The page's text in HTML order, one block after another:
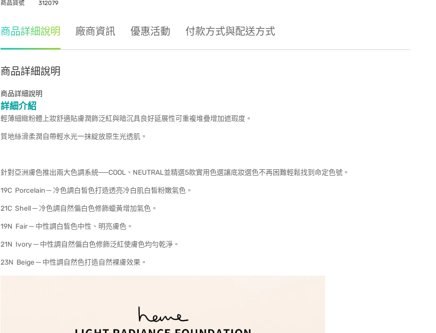
商品貨號 312079
商品詳細說明 廠商資訊 優惠活動 付款方式與配送方式
商品詳細說明
商品詳細說明
詳細介紹
輕薄細緻粉體上妝舒適貼膚潤飾泛紅與暗沉具良好延展性可重複堆疊增加遮瑕度。
質地絲滑柔潤自帶輕水光一抹綻放原生光透肌。
針對亞洲膚色推出兩大色調系統──COOL、NEUTRAL並精選5款實用色選讓底妝選色不再困難輕鬆找到命定色號。
19C Porcelain ─ 冷色調白皙色打造透亮冷白肌白皙粉嫩氣色。
21C Shell ─ 冷色調自然偏白色修飾蠟黃增加氣色。
19N Fair ─ 中性調白皙色中性、明亮膚色。
21N Ivory ─ 中性調自然偏白色修飾泛紅使膚色均勻乾淨。
23N Beige ─ 中性調自然色打造自然裸膚效果。